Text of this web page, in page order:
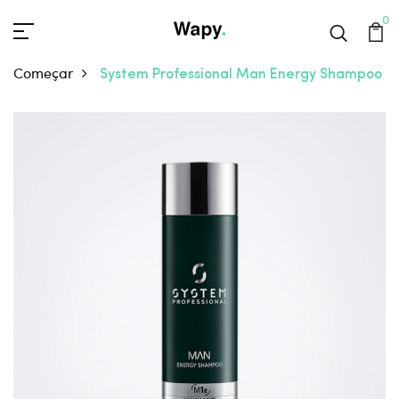
0
Começar System Professional Man Energy Shampoo